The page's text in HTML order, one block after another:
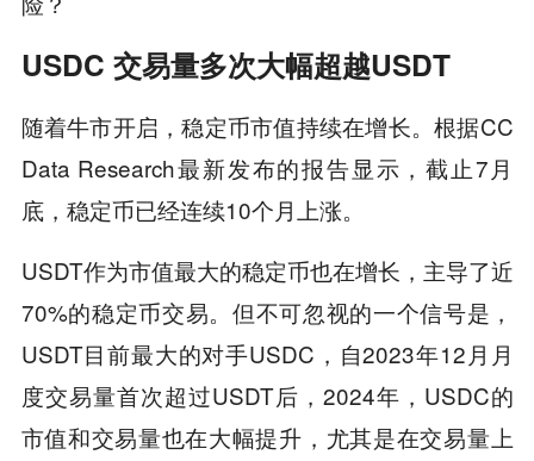
USDC 交易量多次大幅超越USDT
随着牛市开启，稳定币市值持续在增长。根据CC
Data Research最新发布的报告显示，截止7月
底，稳定币已经连续10个月上涨。
USDT作为市值最大的稳定币也在增长，主导了近
70%的稳定币交易。但不可忽视的一个信号是，
USDT目前最大的对手USDC，自2023年12月月
度交易量首次超过USDT后，2024年，USDC的
市值和交易量也在大幅提升，尤其是在交易量上